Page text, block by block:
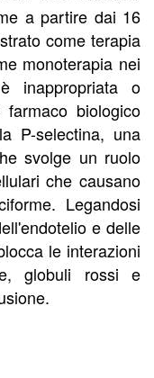
a partire dai 16
come terapia
monoterapia nei
inappropriata o
biologico
P-selectina, una
svolge un ruolo
che causano
Legandosi
e delle
le interazioni
globuli rossi e